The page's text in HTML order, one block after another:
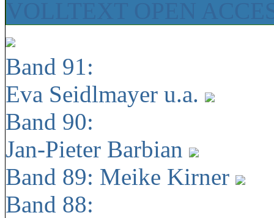
Band 91:
Eva Seidlmayer u.a.
Band 90:
Jan-Pieter Barbian
Band 89: Meike Kirner
Band 88: